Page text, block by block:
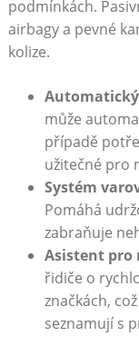
podmínkách.
airbagy a pevné
kolize.
může
případě
užitečné pro
Systém
Pomáhá
zabraňuje
Asistent pro
řidiče o
značkách,
seznamují s